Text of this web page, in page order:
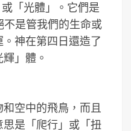
「光體」。它們是
不是管我們的生命或
神在第四日還造了
」體。
空中的飛鳥，而且
是「爬行」或「扭